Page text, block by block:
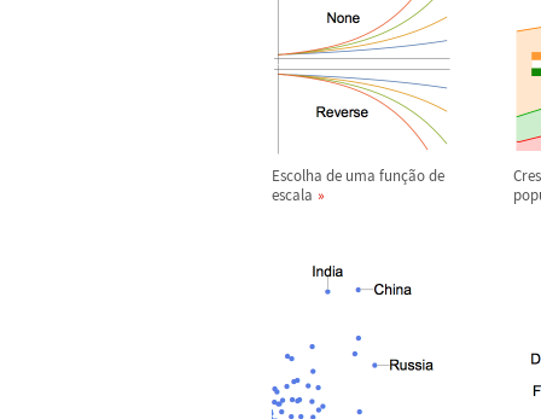
Escolha de uma função de
escala